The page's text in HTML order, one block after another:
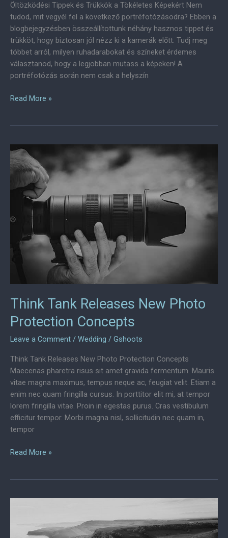
Öltözködési Tippek és Trükkök a Tökéletes Képekért Nem
tudod, mit vegyél fel a következő portréfotózásodra? Ebben a
blogbejegyzésben összeállítottunk néhány hasznos tippet és
trükköt, hogy biztosan jól nézz ki a kamerák előtt. Tudj meg
többet arról, milyen ruhadarabokat és színeket érdemes
választanod, hogy a legjobban mutass a képeken! A
portréfotózás során nem csak a helyszín
Öltözködési
a
Tökéletes
Képekért
Read More »
Think Tank Releases New Photo
Protection Concepts
Leave a Comment / Wedding / Gshoots
Think Tank Releases New Photo Protection Concepts
Maecenas pharetra risus sit amet gravida fermentum. Mauris
vitae magna maximus, tempus neque ac, feugiat velit. Etiam a
enim nec quam fringilla cursus. In porttitor elit mi, at tempor
lorem fringilla vitae. Proin in egestas purus. Cras vestibulum
efficitur tempor. Morbi magna nisl, sollicitudin nec quam in,
tempor
Think
Photo
Read More »